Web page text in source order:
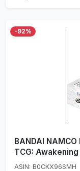
-92%
BANDAI
TCG:
ASIN: B0CKX96SMH